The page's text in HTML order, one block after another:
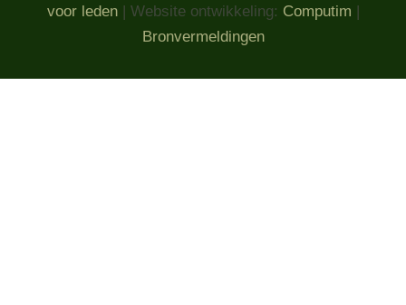
voor leden| Website ontwikkeling: Computim |
Bronvermeldingen